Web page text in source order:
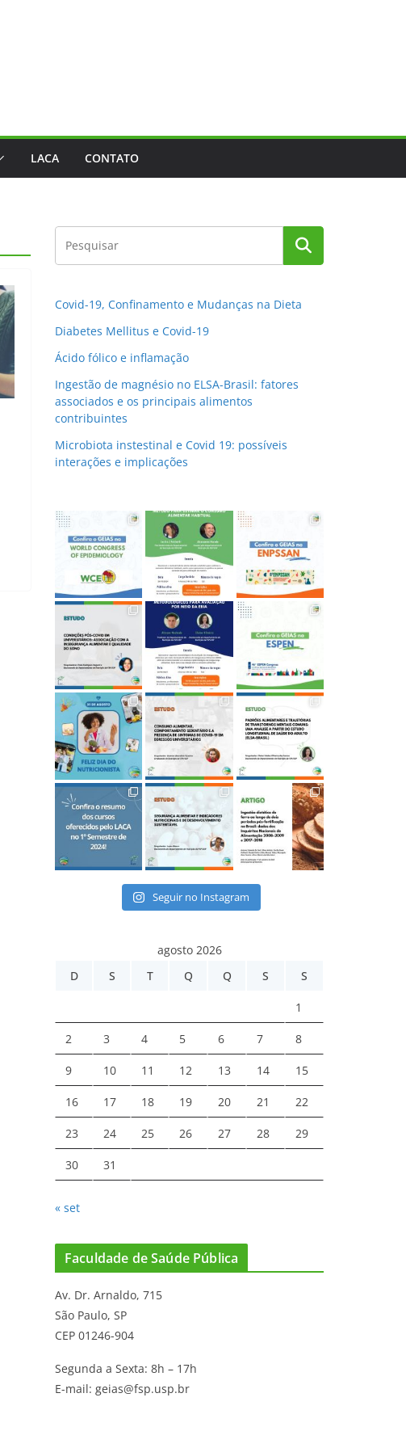
LACA CONTATO
Covid-19, Confinamento e Mudanças na Dieta
Diabetes Mellitus e Covid-19
Ácido fólico e inflamação
Ingestão de magnésio no ELSA-Brasil: fatores
associados e os principais alimentos
contribuintes
Microbiota instestinal e Covid 19: possíveis
interações e implicações
Seguir no Instagram
agosto 2026
D
S T Q Q S S
1
2 3 4 5 6 7 8
9 10 11 12 13 14 15
16 17 18 19 20 21 22
23 24 25 26 27 28 29
30 31
« set
Faculdade de Saúde Pública
Av. Dr. Arnaldo, 715
São Paulo, SP
CEP 01246-904
Segunda a Sexta: 8h – 17h
E-mail: geias@fsp.usp.br